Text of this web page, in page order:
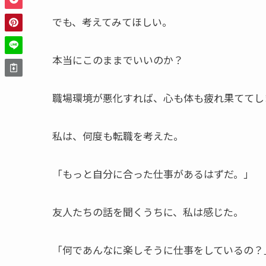
でも、考えてみてほしい。
本当にこのままでいいのか？
職場環境が悪化すれば、心も体も疲れ果ててし
私は、何度も転職を考えた。
「もっと自分に合った仕事があるはずだ。」
友人たちの話を聞くうちに、私は感じた。
「何であんなに楽しそうに仕事をしているの？